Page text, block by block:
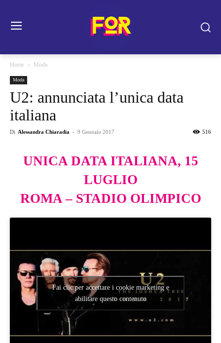
Home Moda
Moda
U2: annunciata l’unica data
italiana
Di Alessandra Chiaradia - 9 Gennaio 2017 516
UNICA DATA ITALIANA, 15
LUGLIO
ROMA – STADIO OLIMPICO
Fai clic per accettare i cookie marketing e
abilitare questo contenuto